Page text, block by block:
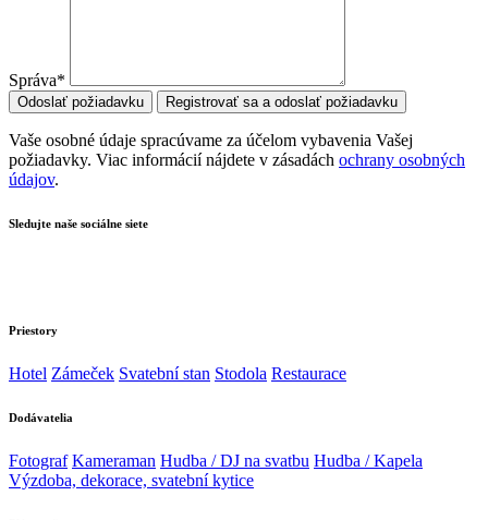
Správa*
Odoslať požiadavku Registrovať sa a odoslať požiadavku
Vaše osobné údaje spracúvame za účelom vybavenia Vašej
požiadavky. Viac informácií nájdete v zásadách ochrany osobných
údajov.
Sledujte naše sociálne siete
Priestory
Hotel Zámeček Svatební stan Stodola Restaurace
Dodávatelia
Fotograf Kameraman Hudba / DJ na svatbu Hudba / Kapela
Výzdoba, dekorace, svatební kytice